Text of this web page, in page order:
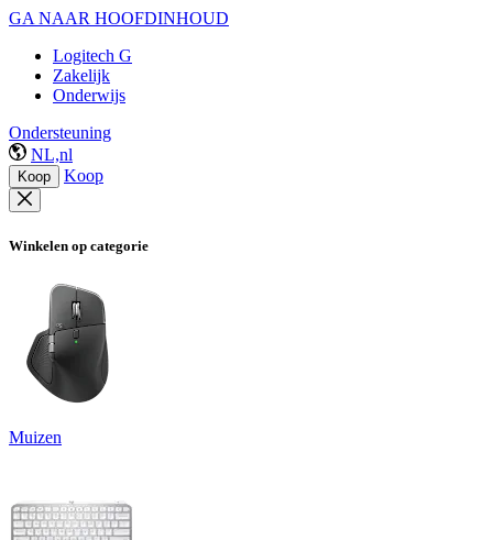
GA NAAR HOOFDINHOUD
Logitech G
Zakelijk
Onderwijs
Ondersteuning
NL,nl
Koop Koop
Winkelen op categorie
Muizen